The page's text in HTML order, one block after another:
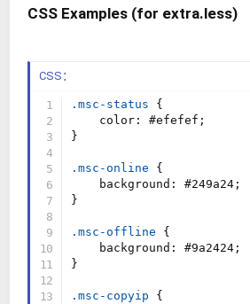
CSS Examples (for extra.less)​
CSS：
.msc-status
{
color : #efefef ;
}
.msc-online
{
background : #249a24 ;
}
.msc-offline
{
background : #9a2424 ;
}
.msc-copyip
{